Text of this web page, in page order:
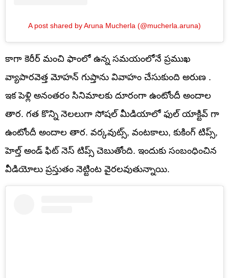
A post shared by Aruna Mucherla (@mucherla.aruna)
కాగా కెరీర్ మంచి ఫాంలో ఉన్న సమయంలోనే ప్రముఖ
వ్యాపారవెత్త మోహన్ గుప్తాను వివాహం చేసుకుంది అరుణ .
ఇక పెళ్లి అనంతరం సినిమాలకు దూరంగా ఉంటోందీ అందాల
తార. గత కొన్ని నెలలుగా సోషల్ మీడియాలో ఫుల్ యాక్టివ్ గా
ఉంటోందీ అందాల తార. వర్కవుట్స్, వంటకాలు, కుకింగ్ టిప్స్,
హెల్త్ అండ్ ఫిట్ నెస్ టిప్స్ చెబుతోంది. ఇందుకు సంబంధించిన
వీడియోలు ప్రస్తుతం నెట్టింట వైరలవుతున్నాయి.